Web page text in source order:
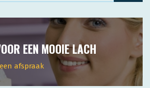
EEN MOOIE LACH
afspraak